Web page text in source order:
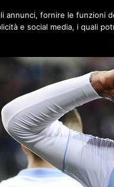
annunci, fornire le
e social media, i quali